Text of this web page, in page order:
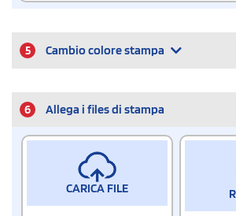
5 Cambio colore stampa
6 Allega i files di stampa
CARICA FILE